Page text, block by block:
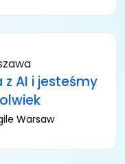
AI i jesteśmy
Warsaw